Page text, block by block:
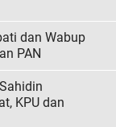
dan Wabup
PAN
KPU dan